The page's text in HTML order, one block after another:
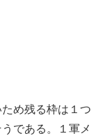
め残る枠は１つ
である。１軍メ